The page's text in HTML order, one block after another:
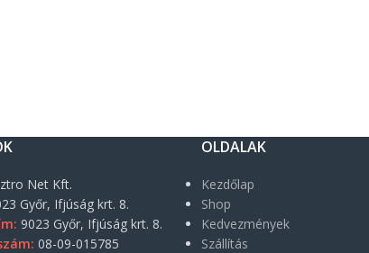
Net Kft.
Győr, Ifjúság krt. 8.
9023 Győr, Ifjúság krt. 8.
08-09-015785
OLDALAK
Kezdőlap
Shop
Kedvezmények
Szállítás